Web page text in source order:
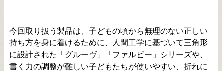
今回取り扱う製品は、子どもの頃から無理のない正しい
持ち方を身に着けるために、人間工学に基づいて三角形
に設計された「グルーヴ」「ファルビー」シリーズや、
書く力の調整が難しい子どもたちが使いやすい、折れに